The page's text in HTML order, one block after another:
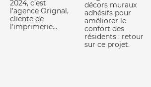
2024, c’est
l’agence Orignal,
cliente de
l'imprimerie...
décors muraux
adhésifs pour
améliorer le
confort des
résidents : retour
sur ce projet.